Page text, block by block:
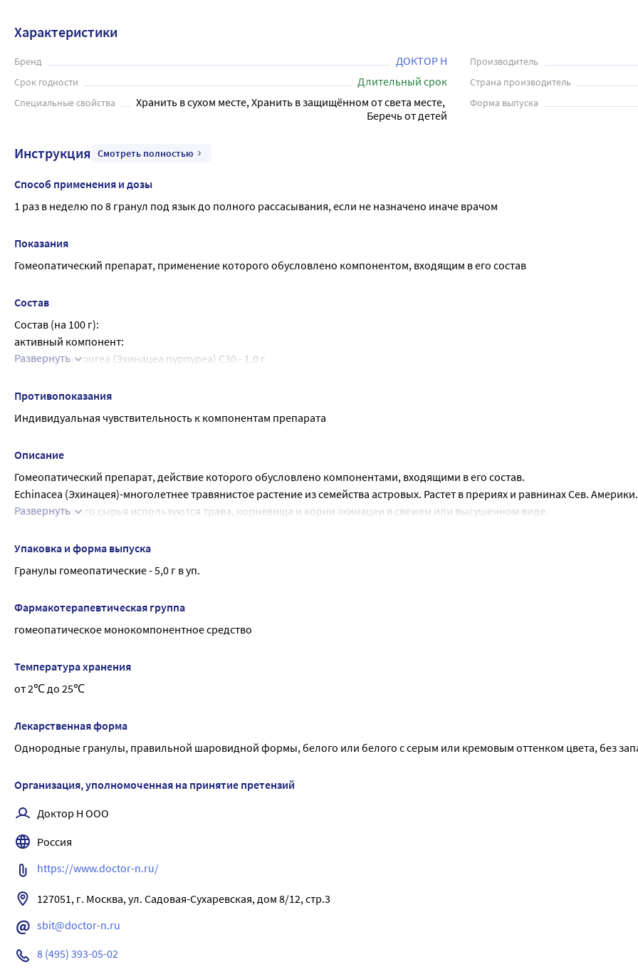
• сильный антисептик;
• укусы насекомых, змей, воздействие на кожу ядовитых растений;
по 8 гранул 3 раза в день, если не назначено иначе врачом. Перед применением рекомендуется проконсультироваться с
Характеристики
Бренд ДОКТОР Н
Производитель
Срок годности
Длительный срок
Страна производитель
Специальные свойства
Хранить в сухом месте, Хранить в защищённом от света месте,
Беречь от детей
Форма выпуска
Инструкция Смотреть полностью
Способ применения и дозы
1 раз в неделю по 8 гранул под язык до полного рассасывания, если не назначено иначе врачом
Показания
Гомеопатический препарат, применение которого обусловлено компонентом, входящим в его состав
Состав
Состав (на 100 г):
активный компонент:
Echinacea purpurea (Эхинацеа пурпуреа) C30 - 1,0 г
Развернуть
Противопоказания
Индивидуальная чувствительность к компонентам препарата
Описание
Гомеопатический препарат, действие которого обусловлено компонентами, входящими в его состав.
Echinacea (Эхинацея)-многолетнее травянистое растение из семейства астровых. Растет в прериях и равнинах Сев.
лекарственного сырья используются трава, корневища и корни эхинацеи в свежем или высушенном виде.
Эфирное масло, гликозид эхинакозид, алкалоиды, смола, бетанин, инулин, глюкоза, левулоза, фенолкарбоновая кислота.
Применяется при различных симптомах.
• сильный антисептик;
• укусы насекомых, змей, воздействие на кожу ядовитых растений;
Основные случаи клинического применения
• флегмонозная ангина;
• катаральный ринофарингит;
• кровоточивость десен;
• трещины на губах с нагноением;
• фарингит;
• карбункулы;
• рецидивирующие фурункулы;
• пиемия;
• послеродовые заболевания;
• головокружения;
• тупые застойные головные боли;
• озноб, пот.
Развернуть
Упаковка и форма выпуска
Гранулы гомеопатические - 5,0 г в уп.
Фармакотерапевтическая группа
гомеопатическое монокомпонентное средство
Температура хранения
от 2℃ до 25℃
Лекарственная форма
Однородные гранулы, правильной шаровидной формы, белого или белого с серым или кремовым оттенком цвета, без
Организация, уполномоченная на принятие претензий
Доктор Н ООО
Россия
https://www.doctor-n.ru/
127051, г. Москва, ул. Садовая-Сухаревская, дом 8/12, стр.3
sbit@doctor-n.ru
8 (495) 393-05-02